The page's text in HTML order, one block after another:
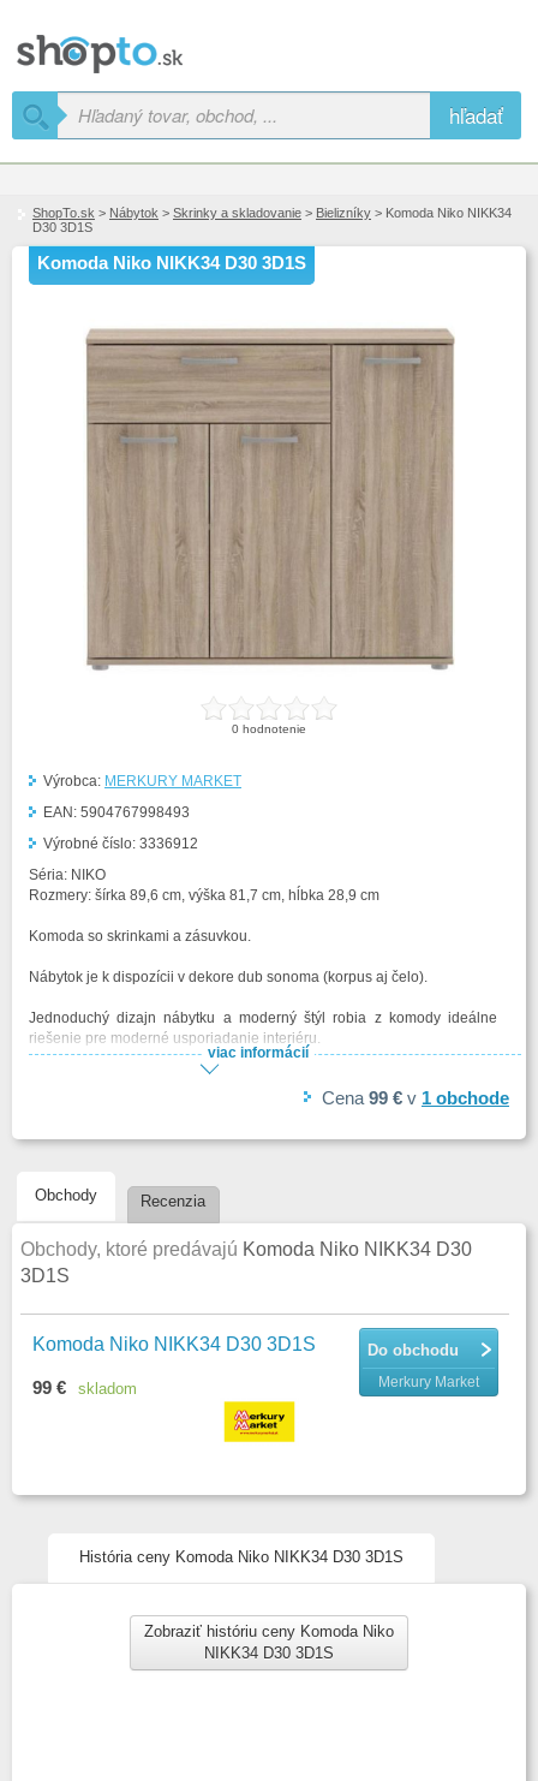
hľadať
ShopTo.sk > Nábytok > Skrinky a skladovanie > Bielizníky > Komoda Niko NIKK34
D30 3D1S
Komoda Niko NIKK34 D30 3D1S
0 hodnotenie
Výrobca: MERKURY MARKET
EAN: 5904767998493
Výrobné číslo: 3336912
Séria: NIKO
Rozmery: šírka 89,6 cm, výška 81,7 cm, hĺbka 28,9 cm
Komoda so skrinkami a zásuvkou.
Nábytok je k dispozícii v dekore dub sonoma (korpus aj čelo).
Jednoduchý dizajn nábytku a moderný štýl robia z komody ideálne
riešenie pre moderné usporiadanie interiéru.
viac informácií
Cena 99 € v 1 obchode
Obchody Recenzia
Obchody, ktoré predávajú Komoda Niko NIKK34 D30
3D1S
Komoda Niko NIKK34 D30 3D1S Do obchodu
Merkury Market
99 € skladom
História ceny Komoda Niko NIKK34 D30 3D1S
Zobraziť históriu ceny Komoda Niko
NIKK34 D30 3D1S